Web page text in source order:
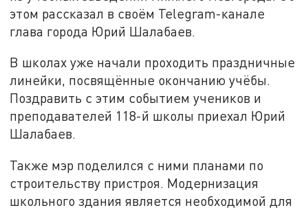
этом рассказал в своём Telegram-канале
глава города Юрий Шалабаев.
В школах уже начали проходить праздничные
линейки, посвящённые окончанию учёбы.
Поздравить с этим событием учеников и
преподавателей 118-й школы приехал Юрий
Шалабаев.
Также мэр поделился с ними планами по
строительству пристроя. Модернизация
школьного здания является необходимой для